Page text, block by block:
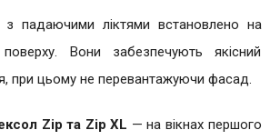
з падаючими ліктями встановлено на
Вони забезпечують якісний
при цьому не перевантажуючи фасад.
Zip та Zip XL — на вікнах першого